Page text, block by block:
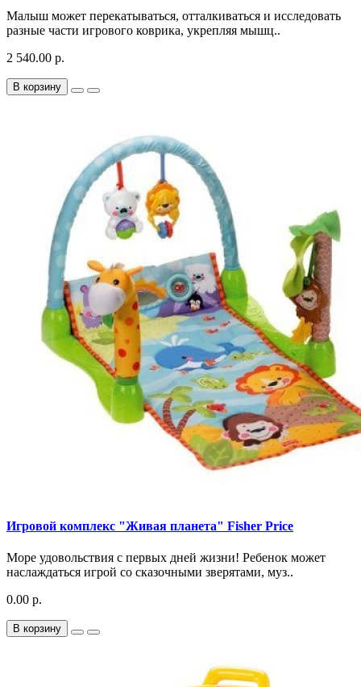
Малыш может перекатываться, отталкиваться и исследовать
разные части игрового коврика, укрепляя мышц..
2 540.00 р.
В корзину
Игровой комплекс "Живая планета" Fisher Price
Море удовольствия с первых дней жизни! Ребенок может
наслаждаться игрой со сказочными зверятами, муз..
0.00 р.
В корзину